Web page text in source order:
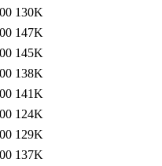
130K
147K
145K
138K
141K
124K
129K
137K